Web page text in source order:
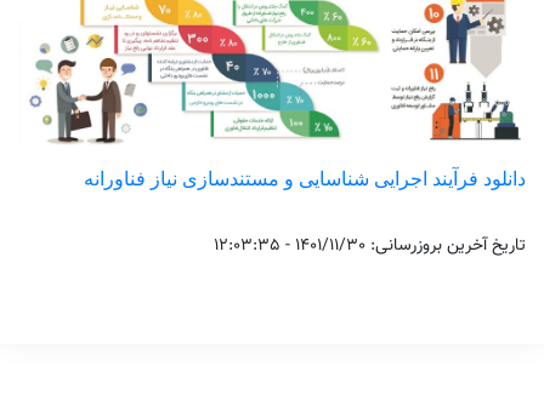
دانلود فرآیند اجرایی شناسایی و مستندسازی نیاز فناورانه
تاریخ آخرین بروزرسانی: 1401/11/30 - 12:03:35